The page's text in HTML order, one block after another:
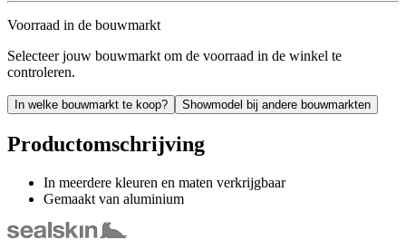
Voorraad in de bouwmarkt
Selecteer jouw bouwmarkt om de voorraad in de winkel te
controleren.
In welke bouwmarkt te koop? Showmodel bij andere bouwmarkten
Productomschrijving
In meerdere kleuren en maten verkrijgbaar
Gemaakt van aluminium